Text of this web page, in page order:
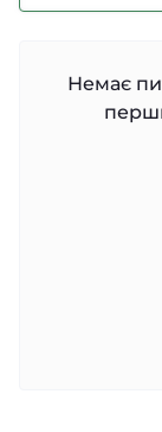
Немає